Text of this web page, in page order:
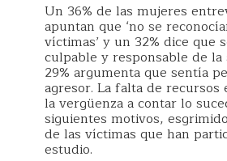
Un 36% de las mujeres
apuntan que ‘no se
víctimas’ y un 32% dice que
culpable y responsable de la
29% argumenta que sentía
agresor. La falta de recursos
la vergüenza a contar lo
siguientes motivos,
de las víctimas que han
estudio.